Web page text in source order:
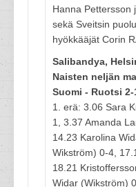
Hanna Pettersson
sekä Sveitsin
hyökkääjät Corin
Salibandya,
Naisten neljän
Suomi - Ruotsi 2-
1. erä: 3.06 Sara
1, 3.37 Amanda
14.23 Karolina
Wikström) 0-4,
18.21
Widar (Wikström)